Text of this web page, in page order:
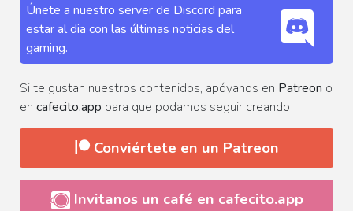
Únete a nuestro server de Discord para
estar al dia con las últimas noticias del
gaming.
Si te gustan nuestros contenidos, apóyanos en Patreon o
en cafecito.app para que podamos seguir creando
Conviértete en un Patreon
Invitanos un café en cafecito.app